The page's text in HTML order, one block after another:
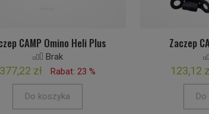
CAMP Omino Heli Plus
Brak
377,22 zł Rabat: 23 %
Do koszyka
Zaczep
123,12